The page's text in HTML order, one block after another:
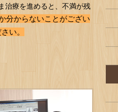
治療を進めると、不満が残
分からないことがござい
い。